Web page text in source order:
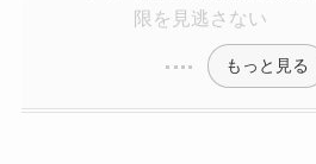
限を見逃さない
もっと見る